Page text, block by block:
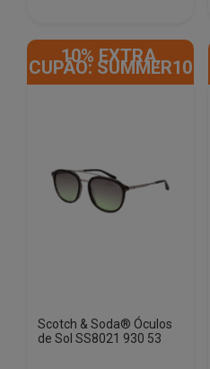
10% EXTRA,
CUPÃO: SUMMER10
Scotch & Soda® Óculos
de Sol SS8021 930 53